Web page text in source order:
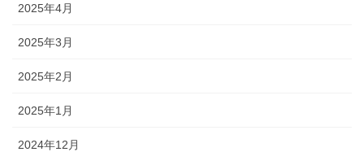
2025年4月
2025年3月
2025年2月
2025年1月
2024年12月